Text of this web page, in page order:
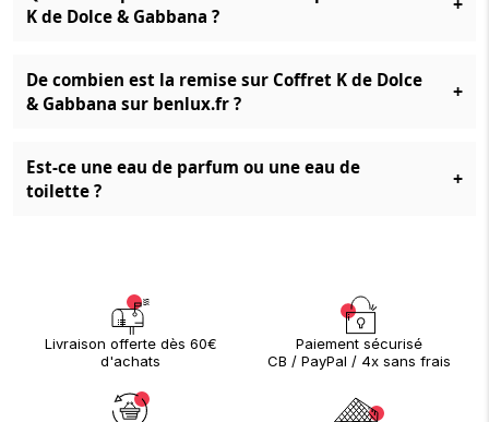
K de Dolce & Gabbana ?
De combien est la remise sur Coffret K de Dolce
& Gabbana sur benlux.fr ?
+
Est-ce une eau de parfum ou une eau de
toilette ?
+
Livraison offerte dès 60€
d'achats
Paiement sécurisé
CB / PayPal / 4x sans frais